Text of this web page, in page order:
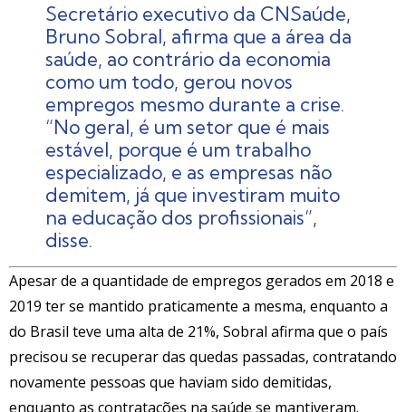
Secretário executivo da CNSaúde,
Bruno Sobral, afirma que a área da
saúde, ao contrário da economia
como um todo, gerou novos
empregos mesmo durante a crise.
“No geral, é um setor que é mais
estável, porque é um trabalho
especializado, e as empresas não
demitem, já que investiram muito
na educação dos profissionais”,
disse.
Apesar de a quantidade de empregos gerados em 2018 e
2019 ter se mantido praticamente a mesma, enquanto a
do Brasil teve uma alta de 21%, Sobral afirma que o país
precisou se recuperar das quedas passadas, contratando
novamente pessoas que haviam sido demitidas,
enquanto as contratações na saúde se mantiveram.